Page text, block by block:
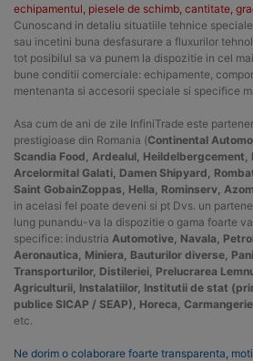
echipamentul, piesele de schimb, cantitate,
Cunoscand in detaliu situatiile tehnice
sau incetini buna desfasurare a fluxurilor
tot posibilul sa va punem la dispozitie in cel
bune conditii comerciale: echipamente,
mentenanta si accesorii speciale si specifice
Asa cum de ani de zile InfiniTrade este
prestigioase din Romania (Continental
Scandia Food, Ardealul, Heildelbergcement,
Arcelormital Galati, Damen Shipyard,
Saint GobainZoppas, Hella, Rominserv,
in acelasi fel poate deveni si pt Dvs. un
lung punandu-va la dispozitie o gama foarte
specifice: industria Automotive, Navala,
Aeronautica, Miniera, Bauturilor diverse,
Transporturilor, Distileriei, Prelucrarea
Agriculturii, Instalatiilor, Institutii de stat
publice SICAP / SEAP), Horeca,
etc.
Ne dorim o colaborare foarte transparenta,